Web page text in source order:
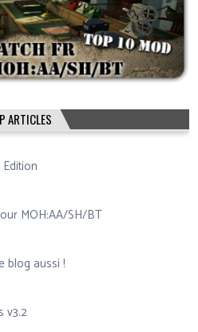
ARTICLES
MOH:AA/SH/BT
blog aussi !
v3.2